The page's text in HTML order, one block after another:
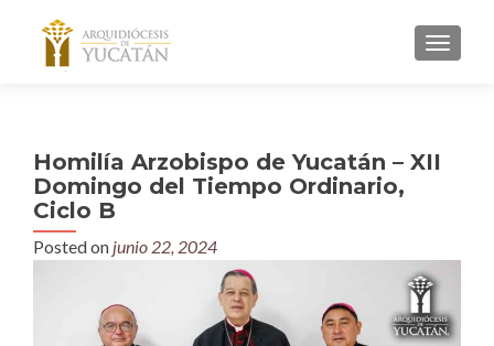
MENU
Homilía Arzobispo de Yucatán – XII
Domingo del Tiempo Ordinario,
Ciclo B
Posted on junio 22, 2024